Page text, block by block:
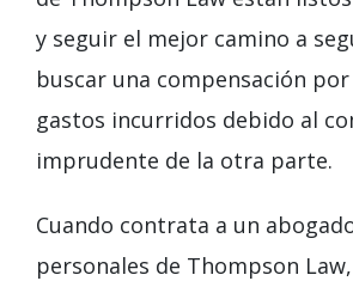
y seguir el mejor camino a
buscar una compensación
gastos incurridos debido al
imprudente de la otra parte.
Cuando contrata a un
personales de Thompson